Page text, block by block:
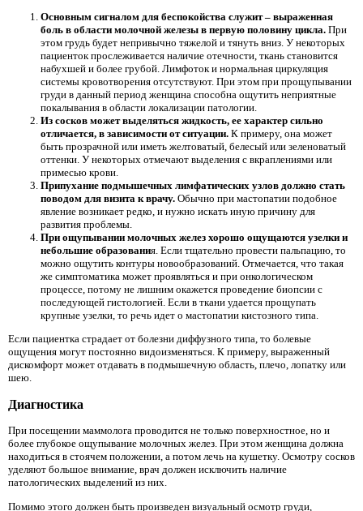
Основным сигналом для беспокойства служит – выраженная
боль в области молочной железы в первую половину цикла. При
этом грудь будет непривычно тяжелой и тянуть вниз. У некоторых
пациенток прослеживается наличие отечности, ткань становится
набухшей и более грубой. Лимфоток и нормальная циркуляция
системы кровотворения отсутствуют. При этом при прощупывании
груди в данный период женщина способна ощутить неприятные
покалывания в области локализации патологии.
Из сосков может выделяться жидкость, ее характер сильно
отличается, в зависимости от ситуации. К примеру, она может
быть прозрачной или иметь желтоватый, белесый или зеленоватый
оттенки. У некоторых отмечают выделения с вкраплениями или
примесью крови.
Припухание подмышечных лимфатических узлов должно стать
поводом для визита к врачу. Обычно при мастопатии подобное
явление возникает редко, и нужно искать иную причину для
развития проблемы.
При ощупывании молочных желез хорошо ощущаются узелки и
небольшие образования. Если тщательно провести пальпацию, то
можно ощутить контуры новообразований. Отмечается, что такая
же симптоматика может проявляться и при онкологическом
процессе, потому не лишним окажется проведение биопсии с
последующей гистологией. Если в ткани удается прощупать
крупные узелки, то речь идет о мастопатии кистозного типа.
Если пациентка страдает от болезни диффузного типа, то болевые
ощущения могут постоянно видоизменяться. К примеру, выраженный
дискомфорт может отдавать в подмышечную область, плечо, лопатку или
шею.
Диагностика
При посещении маммолога проводится не только поверхностное, но и
более глубокое ощупывание молочных желез. При этом женщина должна
находиться в стоячем положении, а потом лечь на кушетку. Осмотру сосков
уделяют большое внимание, врач должен исключить наличие
патологических выделений из них.
Помимо этого должен быть произведен визуальный осмотр груди,